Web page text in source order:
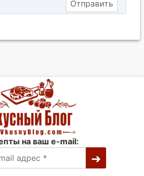
на ваш e-mail: